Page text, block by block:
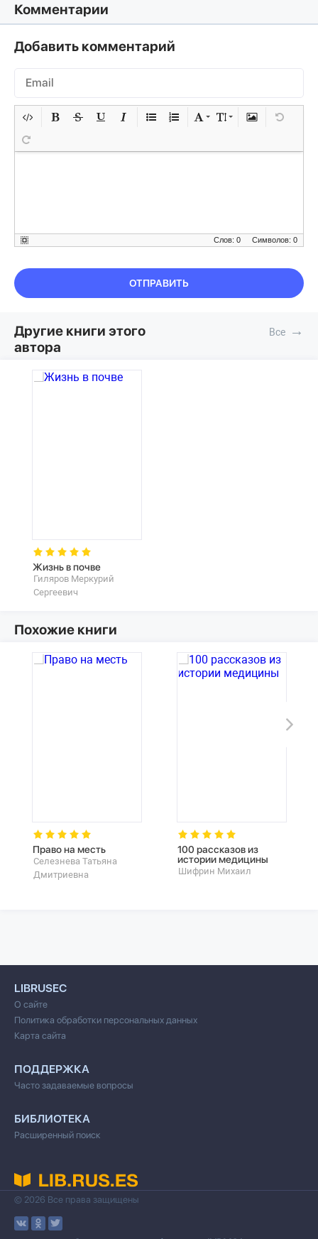
Комментарии
Добавить комментарий
Символов: 0
Слов: 0
ОТПРАВИТЬ
Другие книги этого
автора
→
Жизнь в почве
Гиляров Меркурий
Сергеевич
Похожие книги
Право на месть
Селезнева Татьяна
Дмитриевна
100 рассказов из
истории медицины
Шифрин Михаил
LIBRUSEC
О сайте
Политика обработки персональных данных
Карта сайта
ПОДДЕРЖКА
Часто задаваемые вопросы
БИБЛИОТЕКА
Расширенный поиск
© 2026 Все права защищены